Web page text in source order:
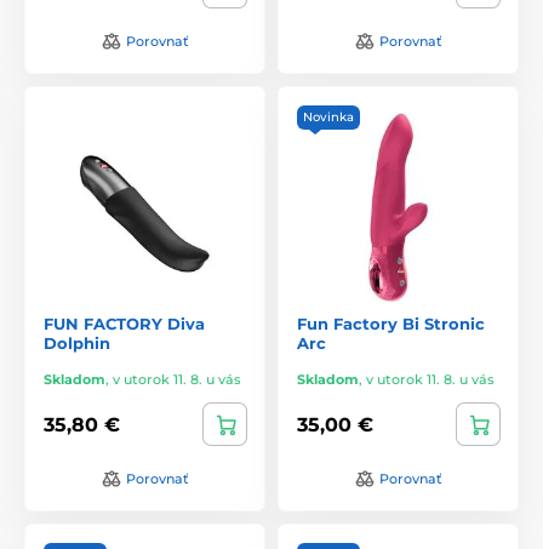
Porovnať Porovnať
FUN FACTORY Diva
Dolphin
Skladom, v utorok 11. 8. u vás
35,80 €
Porovnať
Novinka
Fun Factory Bi Stronic
Arc
Skladom, v utorok 11. 8. u vás
35,00 €
Porovnať